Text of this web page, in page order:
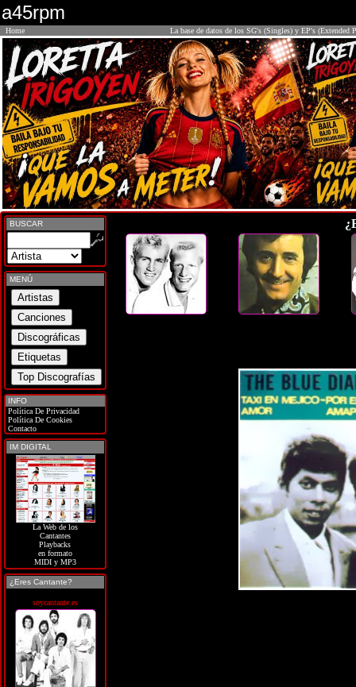
a45rpm
Home La base de datos de los SG's (Singles) y EP's (Extended
BUSCAR
MENÚ
INFO
Política De Privacidad
Política De Cookies
Contacto
IM DIGITAL
La Web de los
Cantantes
Playbacks
en formato
MIDI y MP3
¿Eres Cantante?
soycantante.es